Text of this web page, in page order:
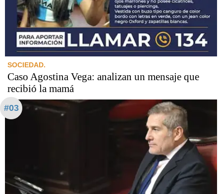
SOCIEDAD.
Caso Agostina Vega: analizan un mensaje que
recibió la mamá
#03